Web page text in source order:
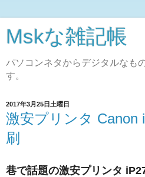
Mskな雑記帳
パソコンネタからデジタルなも
す。
2017年3月25日土曜日
激安プリンタ Canon
刷
巷で話題の激安プリンタ